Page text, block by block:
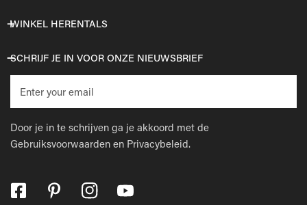
WINKEL HERENTALS
SCHRIJF JE IN VOOR ONZE NIEUWSBRIEF
mail
Door je in te schrijven ga je akkoord met de
Gebruiksvoorwaarden en Privacybeleid.